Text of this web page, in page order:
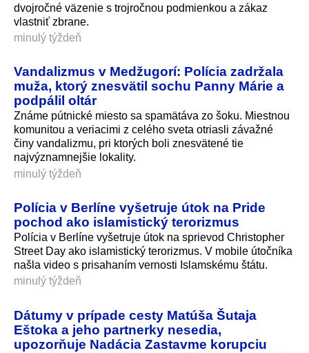
dvojročné väzenie s trojročnou podmienkou a zákaz
vlastniť zbrane.
minulý týždeň
Vandalizmus v Medžugorí: Polícia zadržala
muža, ktorý znesvätil sochu Panny Márie a
podpálil oltár
Známe pútnické miesto sa spamätáva zo šoku. Miestnou
komunitou a veriacimi z celého sveta otriasli závažné
činy vandalizmu, pri ktorých boli znesvätené tie
najvýznamnejšie lokality.
minulý týždeň
Polícia v Berlíne vyšetruje útok na Pride
pochod ako islamistický terorizmus
Polícia v Berlíne vyšetruje útok na sprievod Christopher
Street Day ako islamistický terorizmus. V mobile útočníka
našla video s prisahaním vernosti Islamskému štátu.
minulý týždeň
Dátumy v prípade cesty Matúša Šutaja
Eštoka a jeho partnerky nesedia,
upozorňuje Nadácia Zastavme korupciu